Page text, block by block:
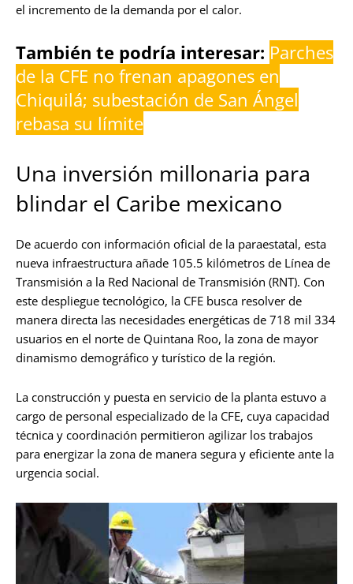
el incremento de la demanda por el calor.
También te podría interesar: Parches
de la CFE no frenan apagones en
Chiquilá; subestación de San Ángel
rebasa su límite
Una inversión millonaria para
blindar el Caribe mexicano
De acuerdo con información oficial de la paraestatal, esta
nueva infraestructura añade 105.5 kilómetros de Línea de
Transmisión a la Red Nacional de Transmisión (RNT). Con
este despliegue tecnológico, la CFE busca resolver de
manera directa las necesidades energéticas de 718 mil 334
usuarios en el norte de Quintana Roo, la zona de mayor
dinamismo demográfico y turístico de la región.
La construcción y puesta en servicio de la planta estuvo a
cargo de personal especializado de la CFE, cuya capacidad
técnica y coordinación permitieron agilizar los trabajos
para energizar la zona de manera segura y eficiente ante la
urgencia social.